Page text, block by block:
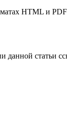
HTML и PDF
статьи